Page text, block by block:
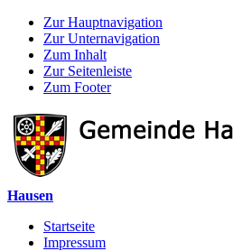
Zur Hauptnavigation
Zur Unternavigation
Zum Inhalt
Zur Seitenleiste
Zum Footer
Hausen
Startseite
Impressum